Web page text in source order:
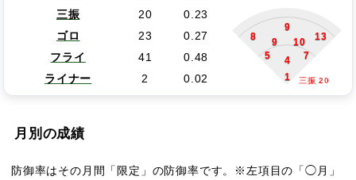
三振
20 0.23
8
9
13
9
10
5
7
4
1 三振 20
ゴロ 23
0.27
フライ
41
0.48
ライナー
2 0.02
月別の成績
防御率はその月間「限定」の防御率です。※左項目の「◯月」